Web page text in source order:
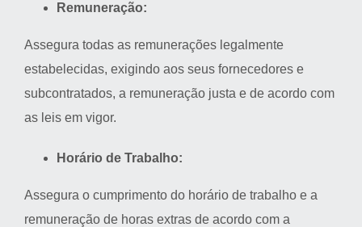
Remuneração:
Assegura todas as remunerações legalmente
estabelecidas, exigindo aos seus fornecedores e
subcontratados, a remuneração justa e de acordo com
as leis em vigor.
Horário de Trabalho:
Assegura o cumprimento do horário de trabalho e a
remuneração de horas extras de acordo com a